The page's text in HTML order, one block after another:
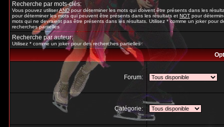
Recherche par mots-clés:
Vous pouvez utiliserANDpour déterminer les mots qui doivent être présents dans les
pour déterminer les mots qui peuvent être présents dans les résultats etNOTpour
mots qui ne devraient pas être présents dans les résultats. Utilisez * comme un joker pour
recherches partielles
Recherche par auteur:
Utilisez * comme un joker pour des recherches partielles
Forum:
Catégorie: